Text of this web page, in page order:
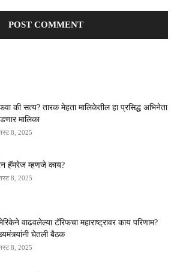
की सत्य? तारक मेहता मालिकेतील हा प्रसिद्ध अभिनेता
मालिका
8, 2025
हॅमरेज म्हणजे काय?
8, 2025
वाढवलेल्या टॅरिफचा महाराष्ट्रावर काय परिणाम?
घेतली बैठक
8, 2025